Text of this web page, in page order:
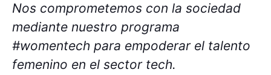
Nos comprometemos con la sociedad
mediante nuestro programa
#womentech para empoderar el talento
femenino en el sector tech.